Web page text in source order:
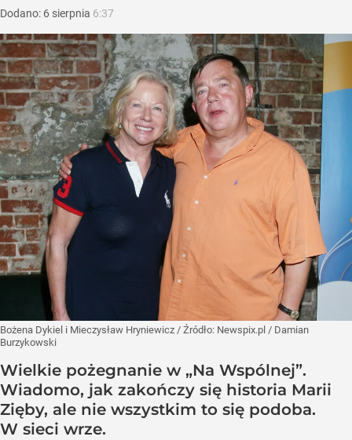
Dodano: 6 sierpnia 6:37
Bożena Dykiel i Mieczysław Hryniewicz / Źródło: Newspix.pl / Damian
Burzykowski
Wielkie pożegnanie w „Na Wspólnej”.
Wiadomo, jak zakończy się historia Marii
Zięby, ale nie wszystkim to się podoba.
W sieci wrze.